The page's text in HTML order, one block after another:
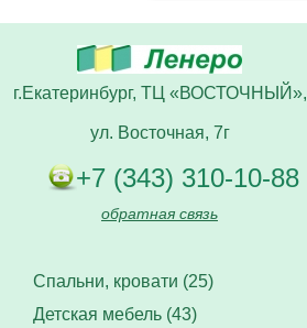
г.Екатеринбург, ТЦ «ВОСТОЧНЫЙ»,
ул. Восточная, 7г
+7 (343) 310-10-88
обратная связь
Спальни, кровати (25)
Детская мебель (43)